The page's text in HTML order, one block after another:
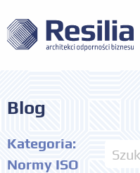
Blog
Kategoria:
Normy ISO